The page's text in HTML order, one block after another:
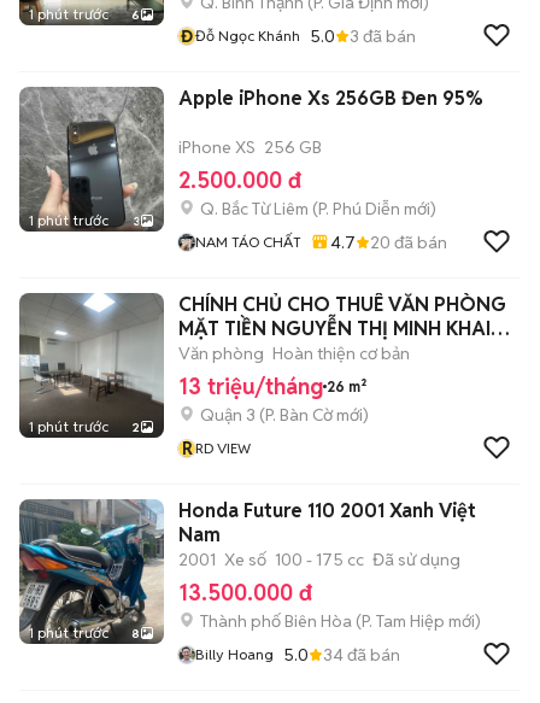
1 phút trước 6
ĐĐỗ Ngọc Khánh 5.0 3 đã bán
1 phút trước 3
Apple iPhone Xs 256GB Đen 95%
iPhone XS 256 GB
2.500.000 đ
Q. Bắc Từ Liêm (P. Phú Diễn mới)
NAM TÁO CHẤT 4.7 20 đã bán
1 phút trước 2
CHÍNH CHỦ CHO THUÊ VĂN PHÒNG
MẶT TIỀN NGUYỄN THỊ MINH KHAI
QUẬN 03
Văn phòng Hoàn thiện cơ bản
13 triệu/tháng 26 m²
Quận 3 (P. Bàn Cờmới)
RRD VIEW
1 phút trước 8
Honda Future 110 2001 Xanh Việt
Nam
2001 Xe số 100 - 175 cc Đã sử dụng
13.500.000 đ
Thành phố Biên Hòa (P. Tam Hiệp mới)
Billy Hoang 5.0 34đã bán